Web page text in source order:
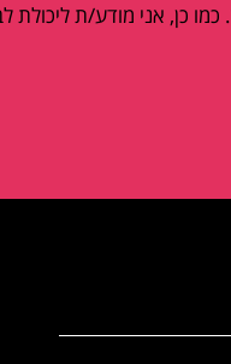
כן, אני מודע/ת